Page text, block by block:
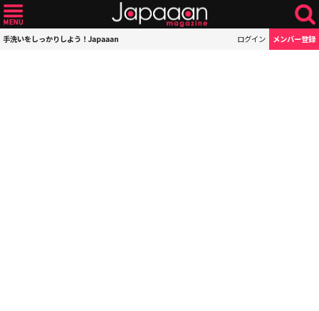
手洗いをしっかりしよう！Japaaan ログイン メンバー登録